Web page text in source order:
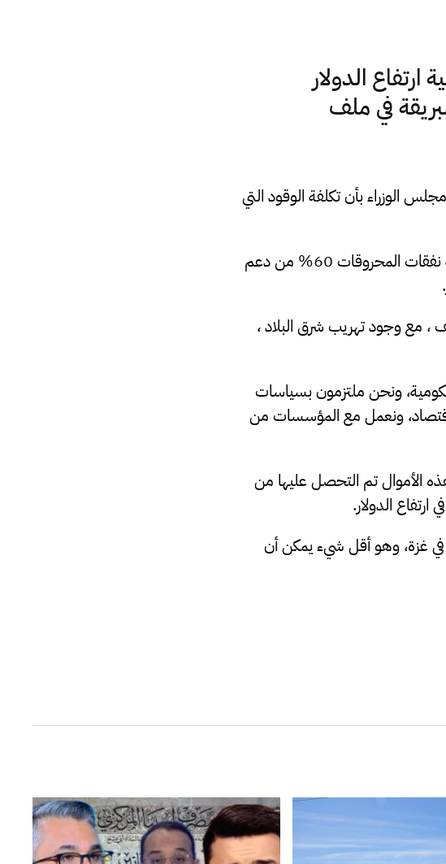
الدولار
في ملف
الوزراء بأن تكلفة الوقود التي
وتابع بالقول أن نصف الميزانية العامة للدولة الليبية يتم إنفاقها لتغطية نفقات المحروقات 60% من دعم
، مع وجود تهريب شرق البلاد ،
ونحن ملتزمون بسياسات
ونعمل مع المؤسسات من
مليار بدون أي رقابة، وهذه الأموال تم التحصل عليها من
الدولار.
لأهلنا في غزة، وهو أقل شيء يمكن أن